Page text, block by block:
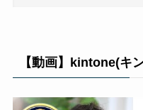
【動画】kintone(キ